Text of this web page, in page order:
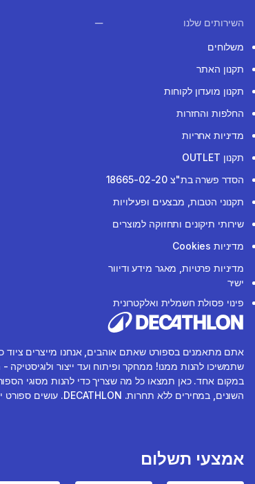
השירותים שלנו
משלוחים
תקנון האתר
תקנון מועדון לקוחות
החלפות והחזרות
מדיניות אחריות
תקנון OUTLET
הסדר פשרה בת"צ 18665-02-20
תקנוני הטבות, מבצעים ופעילויות
שירותי תיקונים ותחזוקה למוצרים
מדיניות Cookies
מדיניות פרטיות, מאגר מידע ודיוור
ישיר
פינוי פסולת חשמלית ואלקטרונית
אתם מתאמנים בספורט שאתם אוהבים, אנחנו מייצרים ציוד
שתמשיכו להנות ממנו! ממחקר ופיתוח ועד ייצור ולוגיסטיקה
במקום אחד. כאן תמצאו כל מה שצריך כדי להנות מסוגי
השונים, במחירים ללא תחרות. DECATHLON. עושים ספורט יחד!
אמצעי תשלום